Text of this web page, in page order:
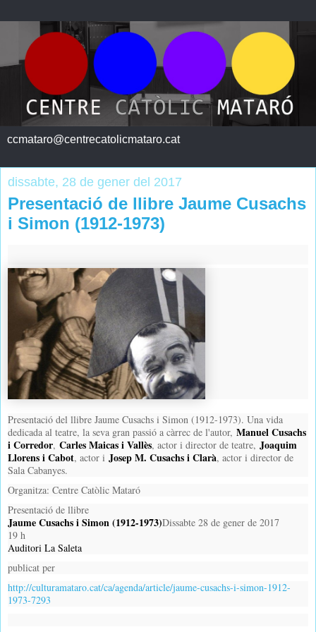
ccmataro@centrecatolicmataro.cat
dissabte, 28 de gener del 2017
Presentació de llibre Jaume Cusachs
i Simon (1912-1973)
Presentació del llibre Jaume Cusachs i Simon (1912-1973). Una vida
dedicada al teatre, la seva gran passió a càrrec de l'autor, Manuel Cusachs
i Corredor, Carles Maicas i Vallès, actor i director de teatre, Joaquim
Llorens i Cabot, actor i Josep M. Cusachs i Clarà, actor i director de
Sala Cabanyes.
Organitza: Centre Catòlic Mataró
Presentació de llibre
Jaume Cusachs i Simon (1912-1973)Dissabte 28 de gener de 2017
19 h
Auditori La Saleta
publicat per
http://culturamataro.cat/ca/agenda/article/jaume-cusachs-i-simon-1912-
1973-7293